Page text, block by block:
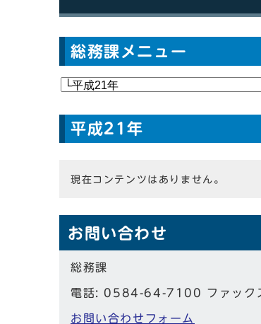
総務課メニュー
平成21年
現在コンテンツはありません。
お問い合わせ
総務課
電話: 0584-64-7100 ファッ
お問い合わせフォーム